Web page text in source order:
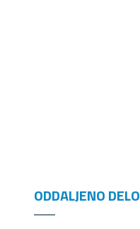
ODDALJENO DELO